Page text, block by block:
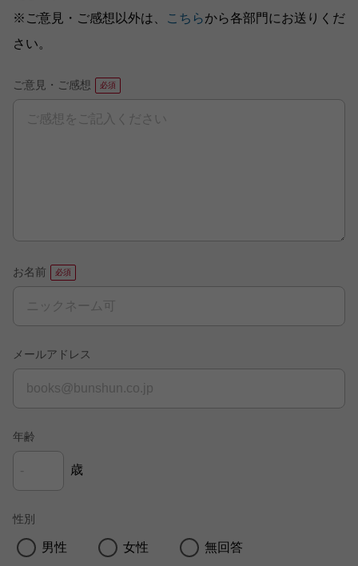
※ご意見・ご感想以外は、
こちらから各部門にお送りくだ
さい。
ご意見・ご感想
お名前
メールアドレス
年齢
歳
性別
男性 女性 無回答